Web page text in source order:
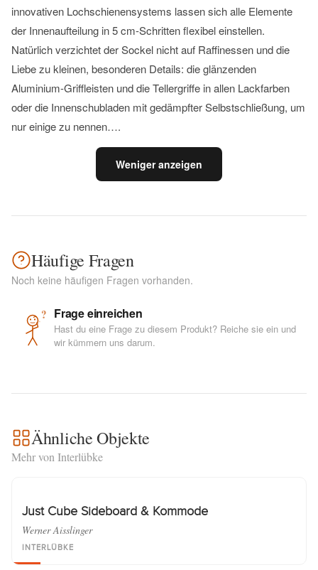
innovativen Lochschienensystems lassen sich alle Elemente
der Innenaufteilung in 5 cm-Schritten flexibel einstellen.
Natürlich verzichtet der Sockel nicht auf Raffinessen und die
Liebe zu kleinen, besonderen Details: die glänzenden
Aluminium-Griffleisten und die Tellergriffe in allen Lackfarben
oder die Innenschubladen mit gedämpfter Selbstschließung, um
nur einige zu nennen….
Weniger anzeigen
Häufige Fragen
Noch keine häufigen Fragen vorhanden.
? Frage einreichen
Hast du eine Frage zu diesem Produkt? Reiche sie ein und
wir kümmern uns darum.
Ähnliche Objekte
Mehr von Interlübke
Just Cube Sideboard & Kommode
Werner Aisslinger
INTERLÜBKE